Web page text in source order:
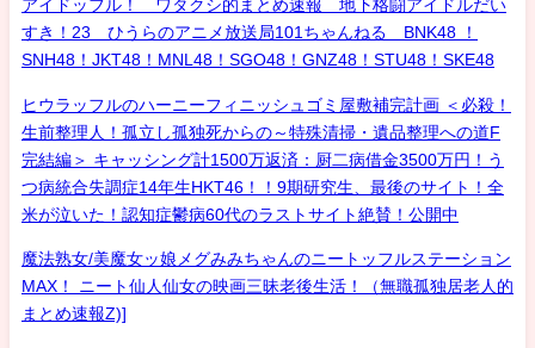
アイドッフル！ ワタクシ的まとめ速報 地下格闘アイドルだい
すき！23 ひうらのアニメ放送局101ちゃんねる BNK48 ！
SNH48！JKT48！MNL48！SGO48！GNZ48！STU48！SKE48
ヒウラッフルのハーニーフィニッシュゴミ屋敷補完計画 ＜必殺！
生前整理人！孤立し孤独死からの～特殊清掃・遺品整理への道F
完結編＞ キャッシング計1500万返済：厨二病借金3500万円！う
つ病統合失調症14年生HKT46！！9期研究生、最後のサイト！全
米が泣いた！認知症鬱病60代のラストサイト絶賛！公開中
魔法熟女/美魔女ッ娘メグみみちゃんのニートッフルステーション
MAX！ ニート仙人仙女の映画三昧老後生活！（無職孤独居老人的
まとめ速報Z)]